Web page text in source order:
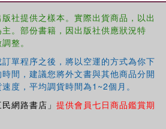
社提供之樣本。實際出貨商品，以出
。部份書籍，因出版社供應狀況特
整。
單程序之後，將以空運的方式為你下
間，建議您將外文書與其他商品分開
度，平均調貨時間為1~2個月。
網路書店」 提供會員七日商品鑑賞期